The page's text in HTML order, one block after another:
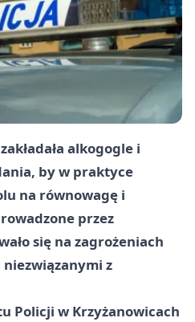
alkogogle i
by w praktyce
na równowagę i
przez
się na zagrożeniach
niezwiązanymi z
Policji w Krzyżanowicach